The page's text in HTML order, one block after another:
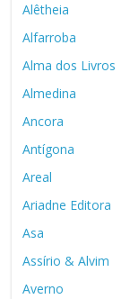
Alêtheia
Alfarroba
Alma dos Livros
Almedina
Ancora
Antígona
Areal
Ariadne Editora
Asa
Assírio & Alvim
Averno